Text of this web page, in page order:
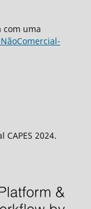
com uma
2024.